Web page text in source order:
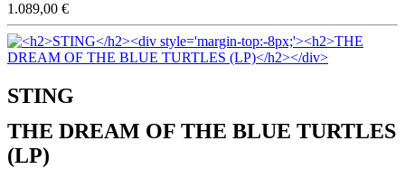
1.089,00 €
STING
THE DREAM OF THE BLUE TURTLES
(LP)